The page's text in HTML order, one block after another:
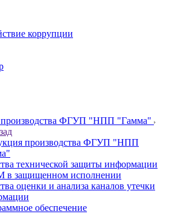
коррупции
производства ФГУП "НПП "Гамма"
производства ФГУП "НПП
технической защиты информации
защищенном исполнении
оценки и анализа каналов утечки
обеспечение